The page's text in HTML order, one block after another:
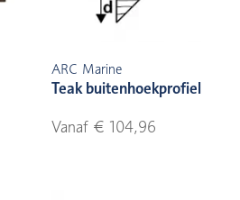
ARC Marine
Teak buitenhoekprofiel
Vanaf € 104,96